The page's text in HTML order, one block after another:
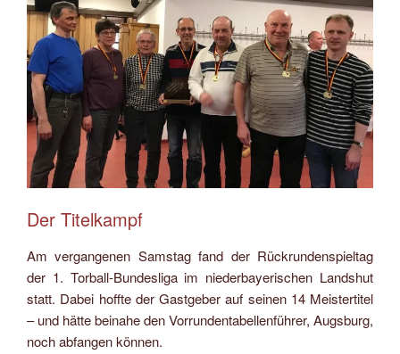
Der Titelkampf
Am vergangenen Samstag fand der Rückrundenspieltag
der 1. Torball-Bundesliga im niederbayerischen Landshut
statt. Dabei hoffte der Gastgeber auf seinen 14 Meistertitel
– und hätte beinahe den Vorrundentabellenführer, Augsburg,
noch abfangen können.